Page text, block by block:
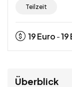
Teilzeit
19Euro -19
Überblick